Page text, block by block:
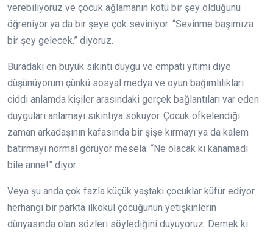
verebiliyoruz ve çocuk ağlamanın kötü bir şey olduğunu
öğreniyor ya da bir şeye çok seviniyor: “Sevinme başımıza
bir şey gelecek.” diyoruz.
Buradaki en büyük sıkıntı duygu ve empati yitimi diye
düşünüyorum çünkü sosyal medya ve oyun bağımlılıkları
ciddi anlamda kişiler arasındaki gerçek bağlantıları var eden
duyguları anlamayı sıkıntıya sokuyor. Çocuk öfkelendiği
zaman arkadaşının kafasında bir şişe kırmayı ya da kalem
batırmayı normal görüyor mesela: “Ne olacak ki kanamadı
bile anne!” diyor.
Veya şu anda çok fazla küçük yaştaki çocuklar küfür ediyor
herhangi bir parkta ilkokul çocuğunun yetişkinlerin
dünyasında olan sözleri söylediğini duyuyoruz. Demek ki